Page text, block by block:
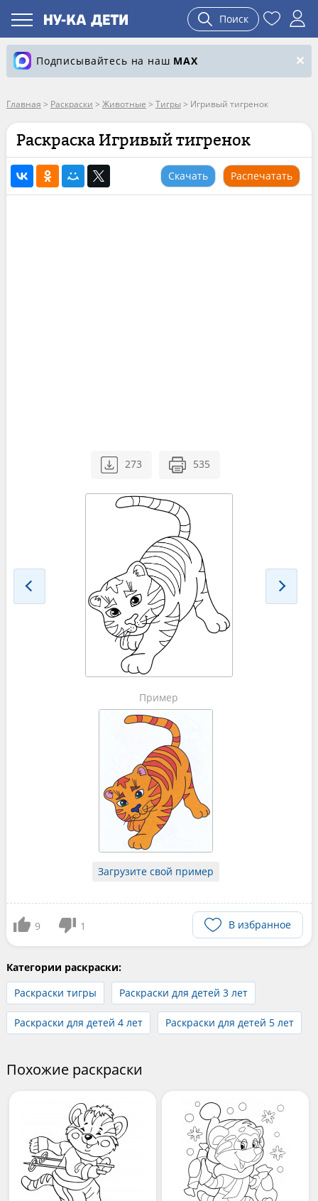
Поиск
Подписывайтесь на наш MAX
Главная > Раскраски > Животные > Тигры > Игривый тигренок
Раскраска Игривый тигренок
Скачать Распечатать
273 535
Пример
Загрузите свой пример
9 1 В избранное
Категории раскраски:
Раскраски тигры
Раскраски для детей 3 лет
Раскраски для детей 4 лет Раскраски для детей 5 лет
Похожие раскраски